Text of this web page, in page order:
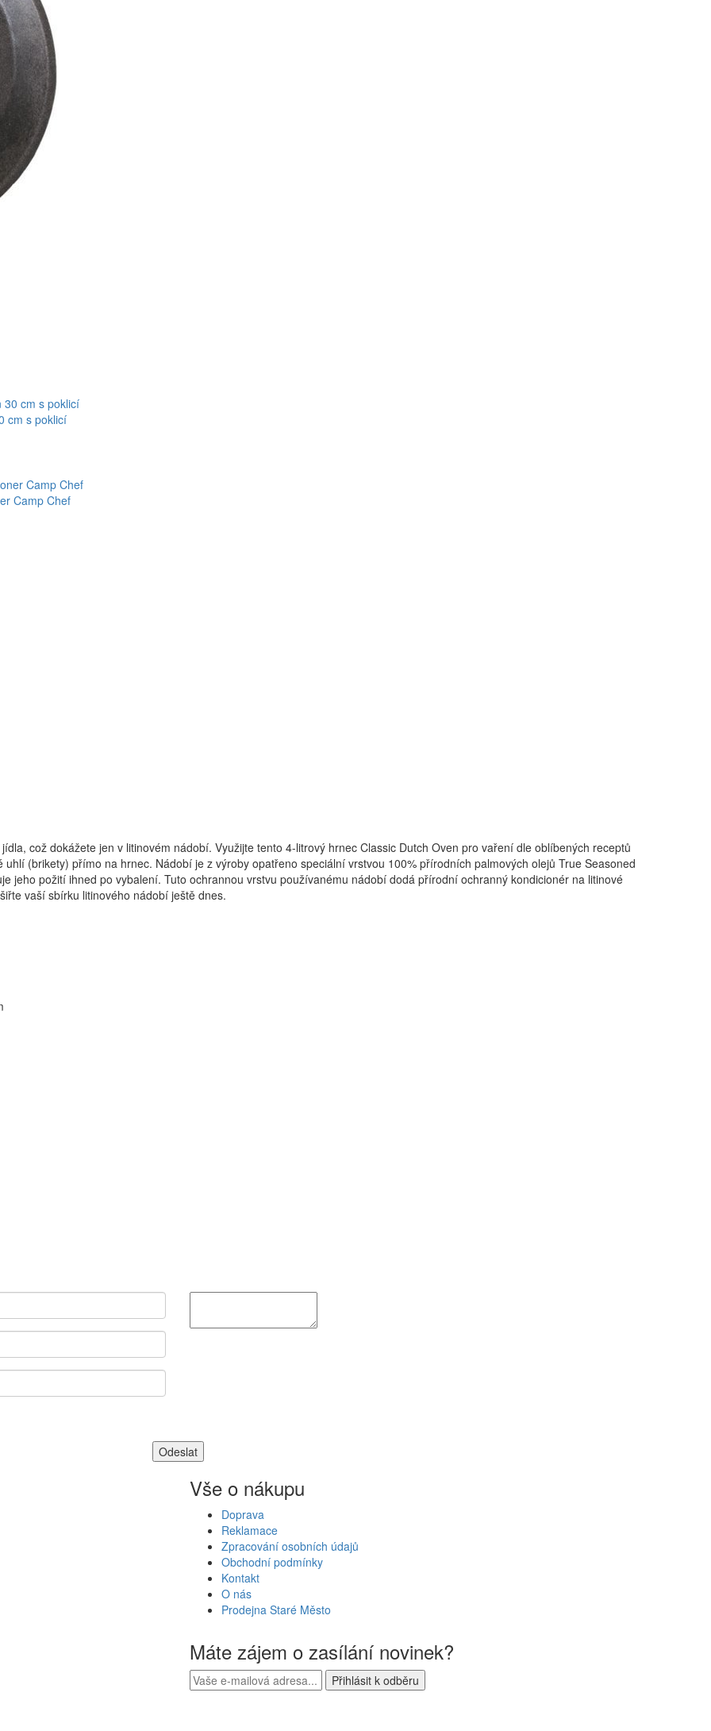
cm s poklicí
Camp Chef
což dokážete jen v litinovém nádobí. Využijte tento 4-litrový hrnec Classic Dutch Oven pro vaření dle oblíbených receptů
(brikety) přímo na hrnec. Nádobí je z výroby opatřeno speciální vrstvou 100% přírodních palmových olejů True Seasoned
jeho požití ihned po vybalení. Tuto ochrannou vrstvu používanému nádobí dodá přírodní ochranný kondicionér na litinové
vaší sbírku litinového nádobí ještě dnes.
Vše o nákupu
Doprava
Reklamace
Zpracování osobních údajů
Obchodní podmínky
Kontakt
O nás
Prodejna Staré Město
Máte zájem o zasílání novinek?